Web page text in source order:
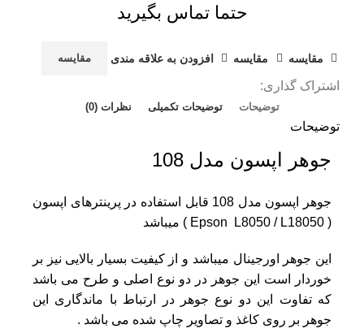
حتما تماس بگیرید
مقايسه مقایسه افزودن به علاقه مندی مقایسه
اشتراک گذاری:
توضیحات توضیحات تکمیلی نظرات (0)
توضیحات
جوهر اپسون مدل 108
جوهر اپسون مدل 108 قابل استفاده در پرینترهای اپسون
( Epson L8050 / L18050 ) میباشد
این جوهر اورجینال میباشد و از کیفیت بسیار بالایی نیز بر
خوردار است این جوهر در دو نوع اصلی و طرح می باشد
که تفاوت این دو نوع جوهر در ارتباط با ماندگاری این
جوهر بر روی کاغذ و تصاویر چاپ شده می باشد .